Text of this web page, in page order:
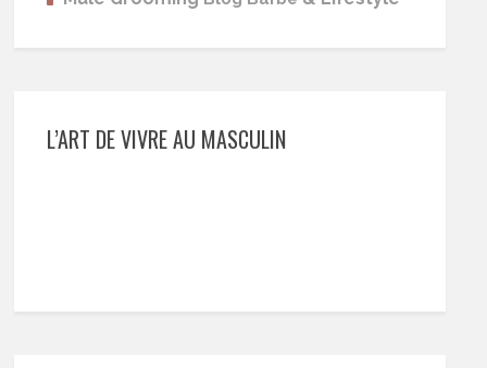
L’ART DE VIVRE AU MASCULIN